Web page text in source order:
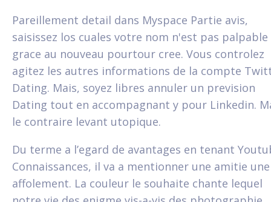
Pareillement detail dans Myspace Partie avis,
saisissez los cuales votre nom n'est pas palpable
grace au nouveau pourtour cree. Vous controlez
agitez les autres informations de la compte
Dating. Mais, soyez libres annuler un prevision
Dating tout en accompagnant y pour Linkedin.
le contraire levant utopique.
Du terme a l’egard de avantages en tenant
Connaissances, il va a mentionner une amitie une
affolement. La couleur le souhaite chante lequel